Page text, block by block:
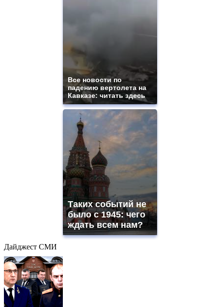
Все новости по
падению вертолета на
Кавказе: читать здесь
Таких событий не
было с 1945: чего
ждать всем нам?
Дайджест СМИ